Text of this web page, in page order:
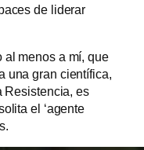
de liderar
al menos a mí, que
una gran científica,
Resistencia, es
el ‘agente